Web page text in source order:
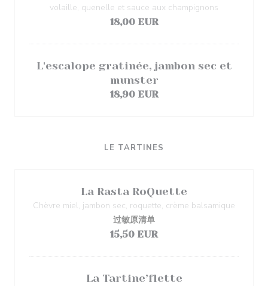
volaille, quenelle et sauce aux champignons
18,00 EUR
L'escalope gratinée, jambon sec et
munster
18,90 EUR
LE TARTINES
La Rasta RoQuette
Chèvre miel, jambon sec, roquette, crème balsamique
过敏原清单
15,50 EUR
La Tartine’flette